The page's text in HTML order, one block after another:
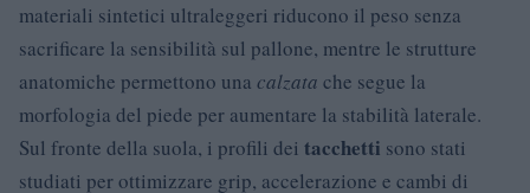
materiali sintetici ultraleggeri riducono il peso senza
sacrificare la sensibilità sul pallone, mentre le strutture
anatomiche permettono una calzata che segue la
morfologia del piede per aumentare la stabilità laterale.
Sul fronte della suola, i profili dei tacchetti sono stati
studiati per ottimizzare grip, accelerazione e cambi di